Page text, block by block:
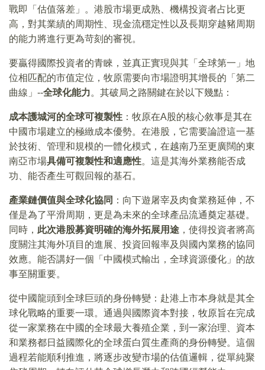
戰即「估值落差」。港股市場更成熟、機構投資者占比更
高，對其業績的周期性、現金流穩定性以及長期穿越豬周期
的能力將進行更為苛刻的審視。
要贏得國際投資者的青睞，並真正實現與其「全球第一」地
位相匹配的市值定位，牧原需要向市場證明其增長的「第二
曲線」--全球化能力。其破局之路關鍵在於以下幾點：
成本護城河的全球可複製性 ：牧原在A股的核心敘事是其在
中國市場建立的極緻成本優勢。在港股，它需要論證這一基
於技術、管理和規模的一體化模式，在越南乃至更廣闊的東
南亞市場具備可複製性和適應性。這是其海外業務能否成
功、能否產生可觀回報的基石。
產業鏈價值與全球化協同 ：向下遊屠宰及肉食業務延伸，不
僅是為了平滑周期，更是為未來的全球產品流通奠定基礎。
同時， 此次港股募資明確的海外拓展用途 ，使得投資者將高
度關注其海外項目的進展、投資回報率及與國內業務的協同
效應。能否講好一個「中國模式輸出，全球資源優化」的故
事至關重要。
從中國龍頭到全球巨頭的身份轉變：赴港上市本身就是其全
球化戰略的重要一環。通過與國際資本對接，牧原旨在完成
從一家業務在中國的全球最大養殖企業，到一家治理、資本
和業務都日益國際化的全球蛋白質生產商的身份轉變。這個
過程若能順利推進，將逐步改變市場的估值邏輯，從單純聚